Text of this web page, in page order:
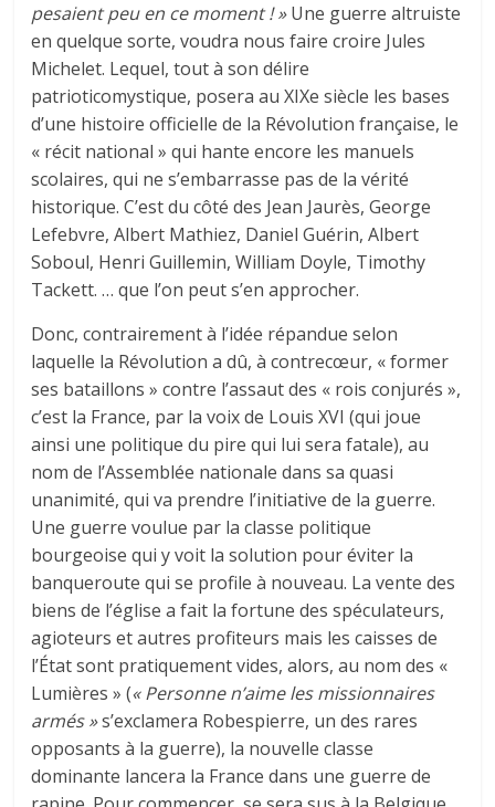
pesaient peu en ce moment ! »Une guerre altruiste
en quelque sorte, voudra nous faire croire Jules
Michelet. Lequel, tout à son délire
patrioticomystique, posera au XIXe siècle les bases
d’une histoire officielle de la Révolution française, le
« récit national » qui hante encore les manuels
scolaires, qui ne s’embarrasse pas de la vérité
historique. C’est du côté des Jean Jaurès, George
Lefebvre, Albert Mathiez, Daniel Guérin, Albert
Soboul, Henri Guillemin, William Doyle, Timothy
Tackett. … que l’on peut s’en approcher.
Donc, contrairement à l’idée répandue selon
laquelle la Révolution a dû, à contrecœur, « former
ses bataillons » contre l’assaut des « rois conjurés »,
c’est la France, par la voix de Louis XVI (qui joue
ainsi une politique du pire qui lui sera fatale), au
nom de l’Assemblée nationale dans sa quasi
unanimité, qui va prendre l’initiative de la guerre.
Une guerre voulue par la classe politique
bourgeoise qui y voit la solution pour éviter la
banqueroute qui se profile à nouveau. La vente des
biens de l’église a fait la fortune des spéculateurs,
agioteurs et autres profiteurs mais les caisses de
l’État sont pratiquement vides, alors, au nom des «
Lumières » (« Personne n’aime les missionnaires
armés »s’exclamera Robespierre, un des rares
opposants à la guerre), la nouvelle classe
dominante lancera la France dans une guerre de